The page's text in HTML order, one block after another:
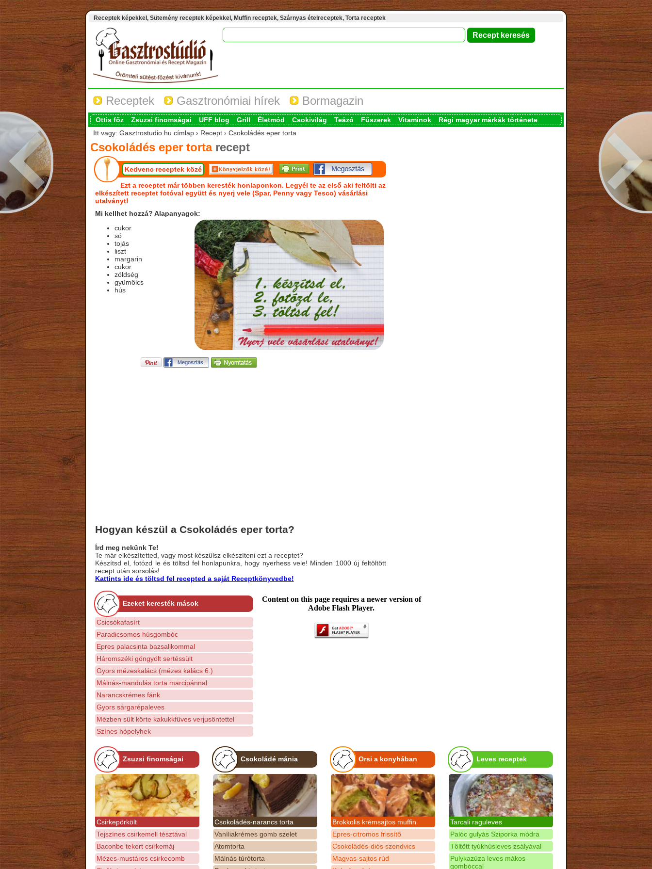
Receptek képekkel, Sütemény receptek képekkel, Muffin receptek, Szárnyas ételreceptek, Torta receptek
Receptek Gasztronómiai hírek Bormagazin
Ottis főz Zsuzsi finomságai UFF blog Grill Életmód Csokivilág Teázó Fűszerek Vitaminok
Régi magyar márkák története
Itt vagy: Gasztrostudio.hu címlap › Recept › Csokoládés eper torta
Csokoládés eper tortarecept
Kedvenc receptek közé
Ezt a receptet már többen keresték honlaponkon. Legyél te az első aki feltölti az
elkészített receptet fotóval együtt és nyerj vele (Spar, Penny vagy Tesco) vásárlási
utalványt!
Mi kellhet hozzá? Alapanyagok:
cukor
só
tojás
liszt
margarin
cukor
zöldség
gyümölcs
hús
Hogyan készül a Csokoládés eper torta?
Írd meg nekünk Te!
Te már elkészítetted, vagy most készülsz elkészíteni ezt a receptet?
Készítsd el, fotózd le és töltsd fel honlapunkra, hogy nyerhess vele! Minden 1000 új feltöltött
recept után sorsolás!
Kattints ide és töltsd fel recepted a saját Receptkönyvedbe!
Ezeket keresték mások
Csicsókafasírt
Paradicsomos húsgombóc
Epres palacsinta bazsalikommal
Háromszéki göngyölt sertéssült
Gyors mézeskalács (mézes kalács 6.)
Málnás-mandulás torta marcipánnal
Narancskrémes fánk
Gyors sárgarépaleves
Mézben sült körte kakukkfüves verjusöntettel
Színes hópelyhek
Content on this page requires a newer version of
Adobe Flash Player.
Zsuzsi finomságai
Csirkepörkölt
Tejszínes csirkemell tésztával
Baconbe tekert csirkemáj
Mézes-mustáros csirkecomb
Csokoládé mánia
Csokoládés-narancs torta
Vaníliakrémes gomb szelet
Atomtorta
Málnás túrótorta
Orsi a konyhában
Brokkolis krémsajtos muffin
Epres-citromos frissítő
Csokoládés-diós szendvics
Magvas-sajtos rúd
Leves receptek
Tarcali raguleves
Palóc gulyás Sziporka módra
Töltött tyúkhúsleves zsályával
Pulykazúza leves mákos
gombóccal